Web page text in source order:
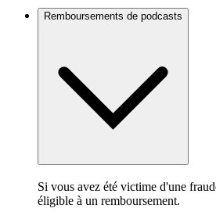
Remboursements de podcasts
Si vous avez été victime d'une
éligible à un remboursement.